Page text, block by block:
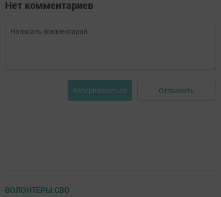
Нет комментариев
Авторизоваться Отправить
ВОЛОНТЕРЫ СВО